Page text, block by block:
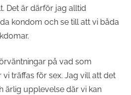
Det är därför jag alltid
kondom och se till att vi båda
på vad som
träffas för sex. Jag vill att det
ärlig upplevelse där vi kan